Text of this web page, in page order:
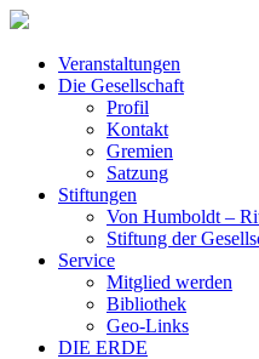
Veranstaltungen
Die Gesellschaft
Profil
Kontakt
Gremien
Satzung
Stiftungen
Von Humboldt –
Stiftung der
Service
Mitglied werden
Bibliothek
Geo-Links
DIE ERDE